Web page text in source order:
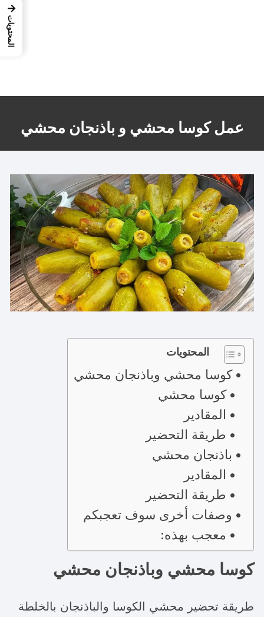
عمل كوسا محشي و باذنجان محشي
المحتويات
كوسا محشي وباذنجان محشي
كوسا محشي
المقادير
طريقة التحضير
باذنجان محشي
المقادير
طريقة التحضير
وصفات أخرى سوف تعجبكم
معجب بهذه:
كوسا محشي وباذنجان محشي
طريقة تحضير محشي الكوسا والباذنجان بالخلطة
→
المحتويات